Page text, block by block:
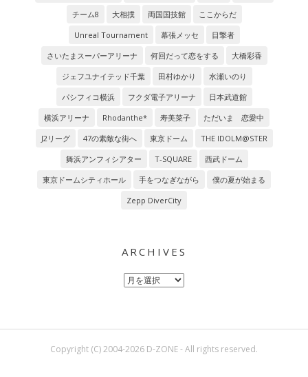
チーム8
大相撲 両国国技館
ここからだ
Unreal Tournament
幕張メッセ
目撃者
さいたまスーパーアリーナ
何回だって恋をする
大橋彩香
ジェフユナイテッド千葉
田村ゆかり
水瀬いのり
パシフィコ横浜
フクダ電子アリーナ
日本武道館
横浜アリーナ
Rhodanthe* 寿美菜子
ただいま 恋愛中
J2リーグ
47の素敵な街へ 東京ドーム
THE IDOLM@STER
舞浜アンフィシアター
T-SQUARE
西武ドーム
東京ドームシティホール
手をつなぎながら
僕の夏が始まる
Zepp DiverCity
ARCHIVES
Archives
Copyright (C) 2004-2026 D-ZONE - All rights reserved.